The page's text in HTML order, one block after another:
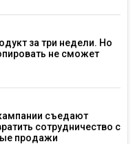
за три недели. Но
не сможет
съедают
сотрудничество с
продажи